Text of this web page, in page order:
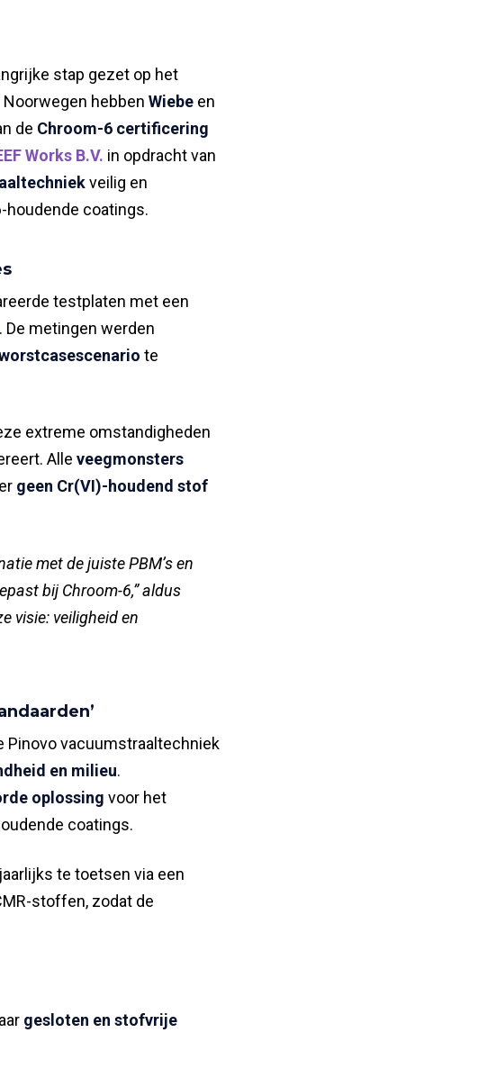
stap gezet op het
hebben Wiebe en
de Chroom-6 certificering
Works B.V. in opdracht van
veilig en
houdende coatings.
testplaten met een
. De metingen werden
te
extreme omstandigheden
Alle veegmonsters
geen Cr(VI)-houdend stof
met de juiste PBM’s en
bij Chroom-6,” aldus
visie: veiligheid en
Pinovo vacuumstraaltechniek
en milieu.
oplossing voor het
coatings.
te toetsen via een
stoffen, zodat de
gesloten en stofvrije